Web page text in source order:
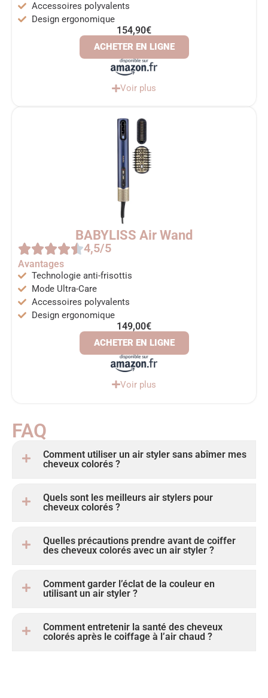
Accessoires polyvalents
Design ergonomique
154,90€
ACHETER EN LIGNE
Voir plus
BABYLISS Air Wand
4,5/5
Avantages
Technologie anti-frisottis
Mode Ultra-Care
Accessoires polyvalents
Design ergonomique
149,00€
ACHETER EN LIGNE
Voir plus
FAQ
Comment utiliser un air styler sans abîmer mes
cheveux colorés ?
Quels sont les meilleurs air stylers pour
cheveux colorés ?
Quelles précautions prendre avant de coiffer
des cheveux colorés avec un air styler ?
Comment garder l’éclat de la couleur en
utilisant un air styler ?
Comment entretenir la santé des cheveux
colorés après le coiffage à l’air chaud ?